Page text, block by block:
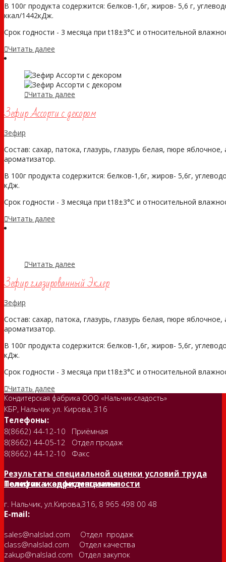
В 100г продукта содержится: белков-1,6г, жиров- 5,6 г,
ккал/1442кДж.
Срок годности - 3 месяца при t18±3°С и относительной
Читать далее
Читать далее
Зефир Ассорти с декором
Зефир
Состав: сахар, патока, глазурь, глазурь белая, пюре
ароматизатор.
В 100г продукта содержится: белков-1,6г, жиров- 5,6г,
кДж.
Срок годности - 3 месяца при t18±3°С и относительной
Читать далее
Читать далее
Зефир глазированный Эклер
Зефир
Состав: сахар, патока, глазурь, глазурь белая, пюре
ароматизатор.
В 100г продукта содержится: белков-1,6г, жиров- 5,6г,
кДж.
Срок годности - 3 месяца при t18±3°С и относительной
Читать далее
Кондитерская фабрика ООО «Нальчик-сладость»
КБР, Нальчик ул. Кирова, 316
Телефоны:
8(8662) 44-12-10 Приёмная
8(8662) 44-05-12 Отдел продаж
8(8662) 44-12-10 Факс
Результаты специальной оценки условий труда
Политика конфиденциальности
Телефон и адрес магазина:
г. Нальчик, ул.Кирова,316, 8 965 498 00 48
E-mail:
sales@nalslad.com Отдел продаж
class@nalslad.com Отдел качества
zakup@nalslad.com Отдел закупок